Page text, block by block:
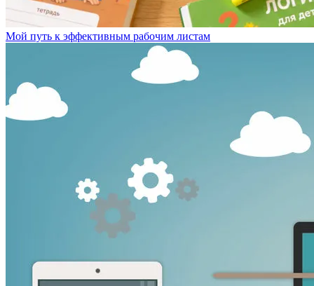
Мой путь к эффективным рабочим листам